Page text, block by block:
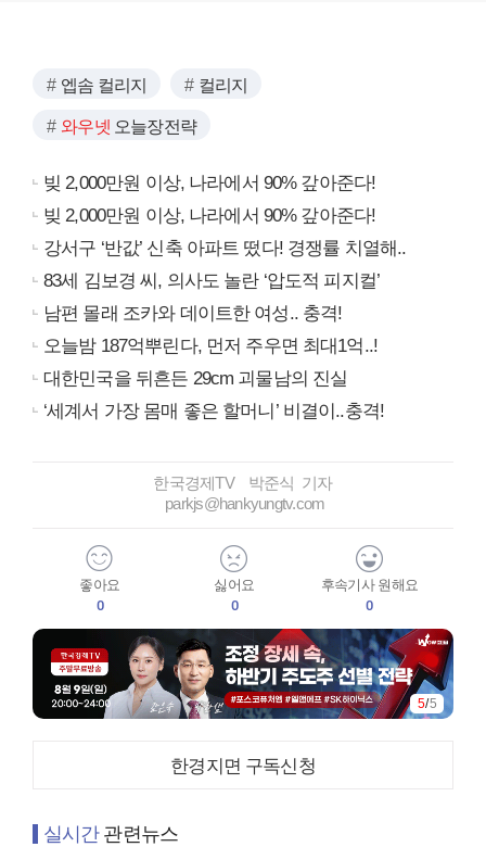
엡솜 컬리지 컬리지
와우넷 오늘장전략
빚 2,000만원 이상, 나라에서 90% 갚아준다!
빚 2,000만원 이상, 나라에서 90% 갚아준다!
강서구 ‘반값’ 신축 아파트 떴다! 경쟁률 치열해..
83세 김보경 씨, 의사도 놀란 ‘압도적 피지컬’
남편 몰래 조카와 데이트한 여성.. 충격!
오늘밤 187억뿌린다, 먼저 주우면 최대1억..!
대한민국을 뒤흔든 29cm 괴물남의 진실
‘세계서 가장 몸매 좋은 할머니’ 비결이..충격!
한국경제TV 박준식 기자
parkjs@hankyungtv.com
좋아요
0
싫어요
0
후속기사 원해요
0
5/5
한경지면 구독신청
실시간관련뉴스